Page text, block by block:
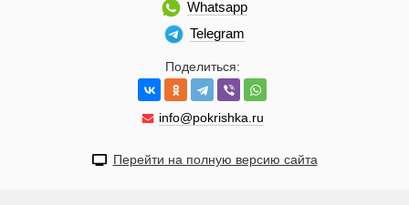
Поделиться:
info@pokrishka.ru
Whatsapp
Telegram
Перейти на полную версию сайта